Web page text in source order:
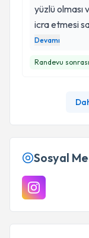
yüzlü olması
icra etmesi
yapıyoruz,
Devamı
Randevu sonrası
Sosyal